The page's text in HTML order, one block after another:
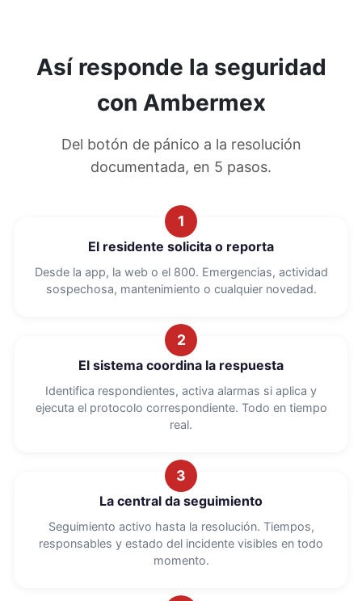
Así responde la seguridad
con Ambermex
Del botón de pánico a la resolución
documentada, en 5 pasos.
1
El residente solicita o reporta
Desde la app, la web o el 800. Emergencias, actividad
sospechosa, mantenimiento o cualquier novedad.
2
El sistema coordina la respuesta
Identifica respondientes, activa alarmas si aplica y
ejecuta el protocolo correspondiente. Todo en tiempo
real.
3
La central da seguimiento
Seguimiento activo hasta la resolución. Tiempos,
responsables y estado del incidente visibles en todo
momento.